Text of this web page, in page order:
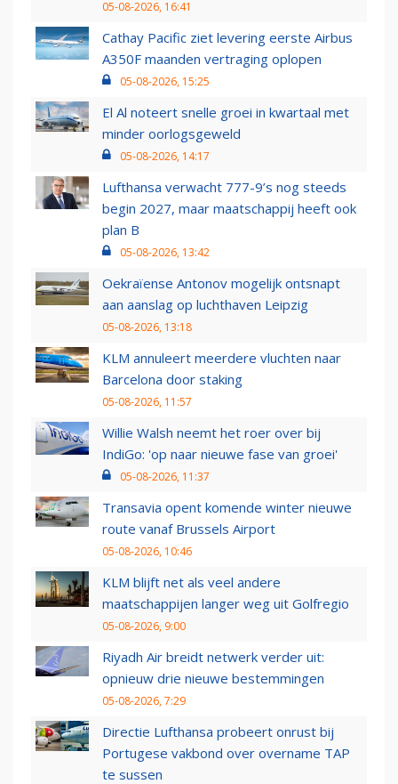
05-08-2026, 16:41
Cathay Pacific ziet levering eerste Airbus
A350F maanden vertraging oplopen
05-08-2026, 15:25
El Al noteert snelle groei in kwartaal met
minder oorlogsgeweld
05-08-2026, 14:17
Lufthansa verwacht 777-9’s nog steeds
begin 2027, maar maatschappij heeft ook
plan B
05-08-2026, 13:42
Oekraïense Antonov mogelijk ontsnapt
aan aanslag op luchthaven Leipzig
05-08-2026, 13:18
KLM annuleert meerdere vluchten naar
Barcelona door staking
05-08-2026, 11:57
Willie Walsh neemt het roer over bij
IndiGo: 'op naar nieuwe fase van groei'
05-08-2026, 11:37
Transavia opent komende winter nieuwe
route vanaf Brussels Airport
05-08-2026, 10:46
KLM blijft net als veel andere
maatschappijen langer weg uit Golfregio
05-08-2026, 9:00
Riyadh Air breidt netwerk verder uit:
opnieuw drie nieuwe bestemmingen
05-08-2026, 7:29
Directie Lufthansa probeert onrust bij
Portugese vakbond over overname TAP
te sussen